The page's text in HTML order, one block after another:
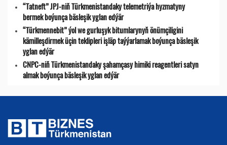
“Tatneft” JPJ-niň Türkmenistandaky telemetriýa hyzmatyny
bermek boýunça bäsleşik yglan edýär
“Türkmennebit” ýol we gurluşyk bitumlarynyň önümçiligini
kämilleşdirmek üçin teklipleri işläp taýýarlamak boýunça bäsleşik
yglan edýär
CNPC-niň Türkmenistandaky şahamçasy himiki reagentleri satyn
almak boýunça bäsleşik yglan edýär